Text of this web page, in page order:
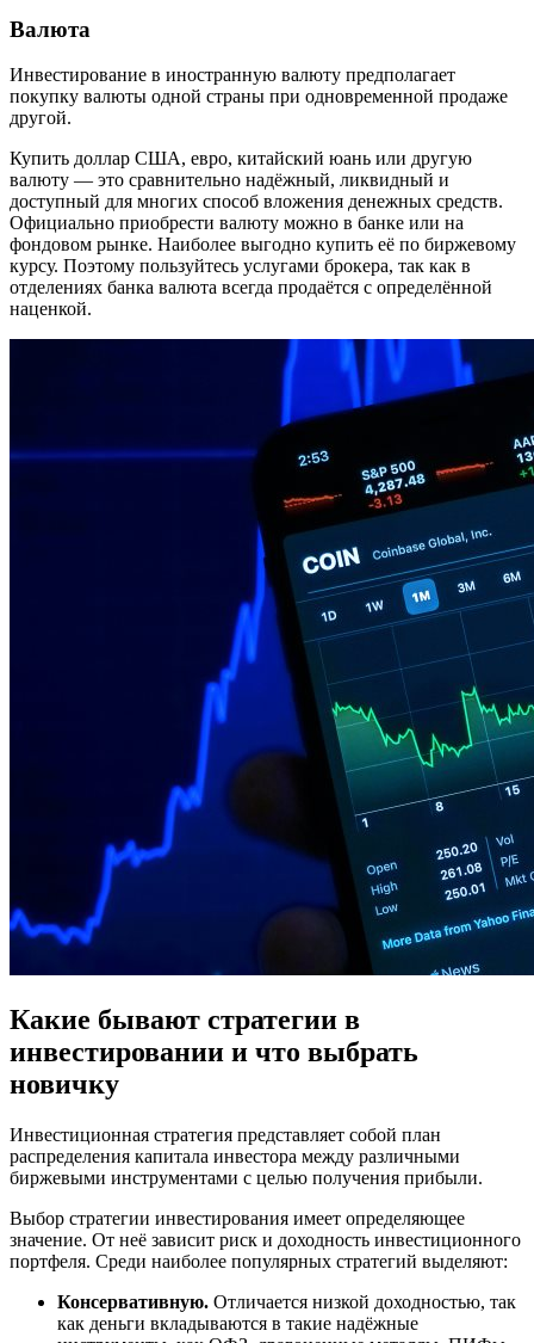
Валюта
Инвестирование в иностранную валюту предполагает
покупку валюты одной страны при одновременной продаже
другой.
Купить доллар США, евро, китайский юань или другую
валюту — это сравнительно надёжный, ликвидный и
доступный для многих способ вложения денежных средств.
Официально приобрести валюту можно в банке или на
фондовом рынке. Наиболее выгодно купить её по биржевому
курсу. Поэтому пользуйтесь услугами брокера, так как в
отделениях банка валюта всегда продаётся с определённой
наценкой.
Какие бывают стратегии в
инвестировании и что выбрать
новичку
Инвестиционная стратегия представляет собой план
распределения капитала инвестора между различными
биржевыми инструментами с целью получения прибыли.
Выбор стратегии инвестирования имеет определяющее
значение. От неё зависит риск и доходность инвестиционного
портфеля. Среди наиболее популярных стратегий выделяют:
Консервативную. Отличается низкой доходностью, так
как деньги вкладываются в такие надёжные